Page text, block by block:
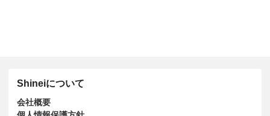
Shineiについて
会社概要